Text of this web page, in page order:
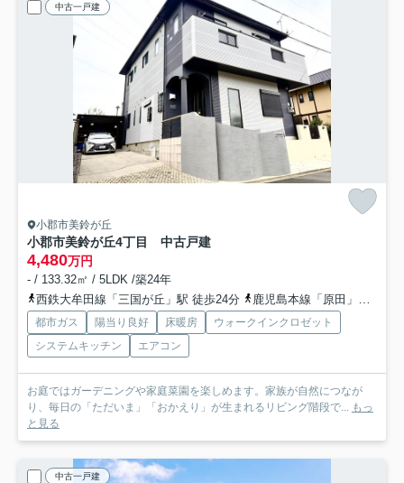
中古一戸建
小郡市美鈴が丘
小郡市美鈴が丘4丁目 中古戸建
4,480万円
- / 133.32㎡ / 5LDK /築24年
西鉄大牟田線「三国が丘」駅 徒歩24分
鹿児島本線「原田」駅 徒歩28分
都市ガス 陽当り良好 床暖房
ウォークインクロゼット
システムキッチン
エアコン
お庭ではガーデニングや家庭菜園を楽しめます。家族が自然につなが
り、毎日の「ただいま」「おかえり」が生まれるリビング階段で... もっ
と見る
中古一戸建